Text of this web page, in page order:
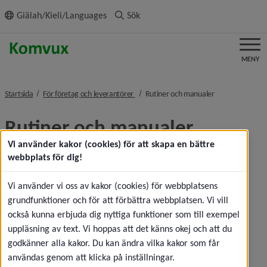
innehållet
Giälah/Kieli/Languages Sök
MENY
Startsida För företag och leverantörer nivå i brödsmulenavigeringen
Rutiner och manualernivå i
Rutiner och manualer
Antagning och kursstart
Ta fram nya elever efter antagning och registrera
studietider
Länk till annan webbplats, öppnas i nytt fönster.
Studieaktivering vid kursstart
Länk till annan webbplats,
Under studier
Justera studietider
Länk till annan webbplats, öppnas i nytt
Vi använder kakor (cookies) för att skapa en bättre
webbplats för dig!
Vi använder vi oss av kakor (cookies) för webbplatsens
grundfunktioner och för att förbättra webbplatsen. Vi vill
också kunna erbjuda dig nyttiga funktioner som till exempel
uppläsning av text. Vi hoppas att det känns okej och att du
godkänner alla kakor. Du kan ändra vilka kakor som får
användas genom att klicka på inställningar.